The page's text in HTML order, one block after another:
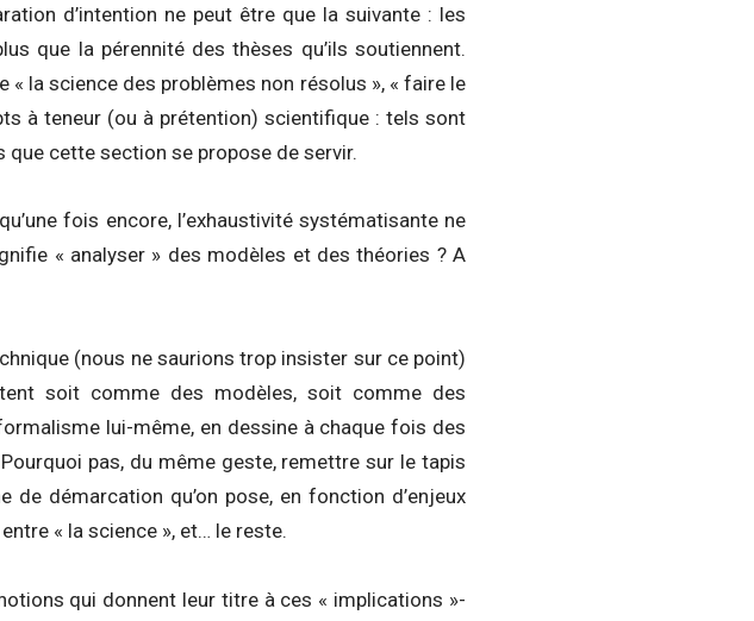
d’intention ne peut être que la suivante : les
que la pérennité des thèses qu’ils soutiennent.
la science des problèmes non résolus », « faire le
à teneur (ou à prétention) scientifique : tels sont
cette section se propose de servir.
fois encore, l’exhaustivité systématisante ne
« analyser » des modèles et des théories ? A
(nous ne saurions trop insister sur ce point)
soit comme des modèles, soit comme des
lui-même, en dessine à chaque fois des
pas, du même geste, remettre sur le tapis
démarcation qu’on pose, en fonction d’enjeux
« la science », et… le reste.
qui donnent leur titre à ces « implications »-